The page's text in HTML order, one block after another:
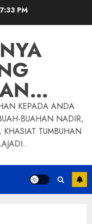
PM
KEPADA ANDA
BUAHAN NADIR,
TUMBUHAN